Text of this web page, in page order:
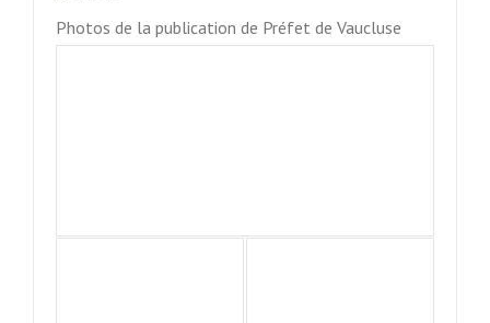
Photos de la publication de Préfet de Vaucluse